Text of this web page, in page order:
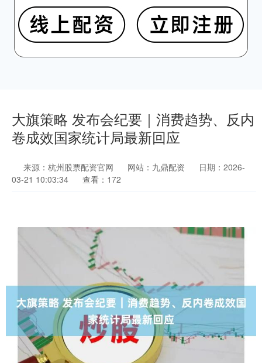
大旗策略 发布会纪要｜消费趋势、反内
卷成效国家统计局最新回应
来源：杭州股票配资官网 网站：九鼎配资
日期：2026-
03-21 10:03:34
查看：172